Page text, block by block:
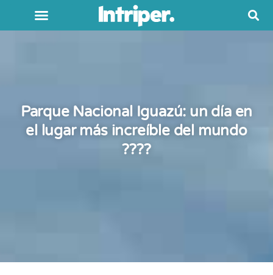
Parque Nacional Iguazú: un día en
el lugar más increíble del mundo
????